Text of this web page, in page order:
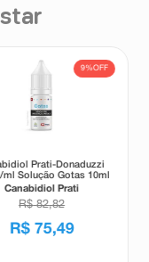
9%OFF
Prati-Donaduzzi
ml Solução Gotas 10ml
Canabidiol Prati
R$ 82,82
R$ 75,49